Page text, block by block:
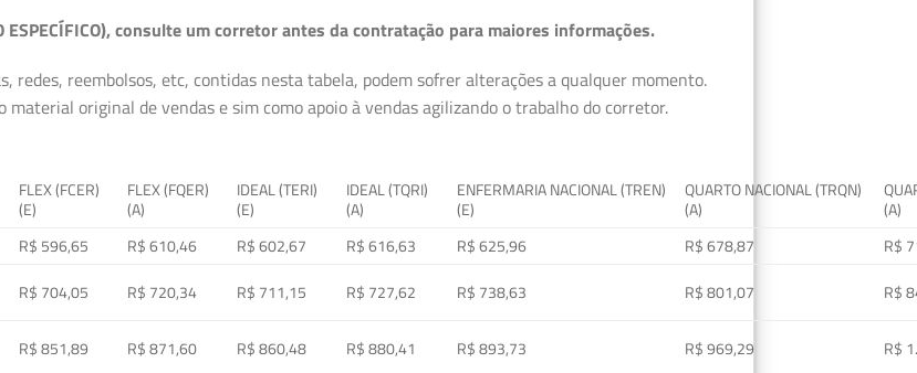
ESPECÍFICO), consulte um corretor antes da contratação para maiores informações.
redes, reembolsos, etc, contidas nesta tabela, podem sofrer alterações a qualquer momento.
original de vendas e sim como apoio à vendas agilizando o trabalho do corretor.
FLEX (FCER)
(E)
FLEX (FQER)
(A)
IDEAL (TERI)
(E)
IDEAL (TQRI)
(A)
ENFERMARIA NACIONAL (TREN)
(E)
QUARTO NACIONAL (TRQN)
(A)
(A)
R$ 596,65 R$ 610,46 R$ 602,67 R$ 616,63 R$ 625,96 R$ 678,87
R$
R$ 704,05 R$ 720,34 R$ 711,15 R$ 727,62 R$ 738,63 R$ 801,07
R$
R$ 851,89 R$ 871,60 R$ 860,48 R$ 880,41 R$ 893,73 R$ 969,29
R$